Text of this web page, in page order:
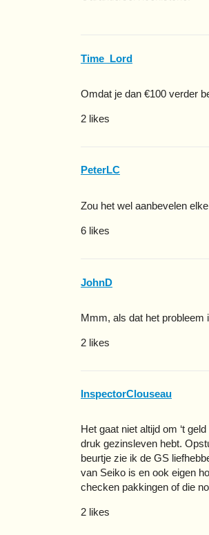
Time_Lord
Omdat je dan €100 verder
2 likes
PeterLC
Zou het wel aanbevelen
6 likes
JohnD
Mmm, als dat het probleem
2 likes
InspectorClouseau
Het gaat niet altijd om ‘t
druk gezinsleven hebt.
beurtje zie ik de GS
van Seiko is en ook eigen
checken pakkingen of die
2 likes